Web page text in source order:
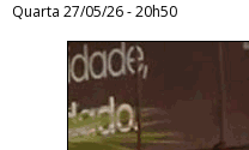
Quarta 27/05/26 - 20h50